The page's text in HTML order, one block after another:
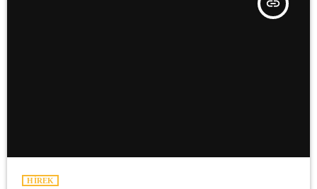
insert_link
HÍREK